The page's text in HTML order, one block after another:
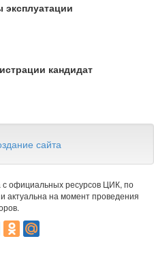
эксплуатации
кандидат
сайта
официальных ресурсов ЦИК, по
на момент проведения